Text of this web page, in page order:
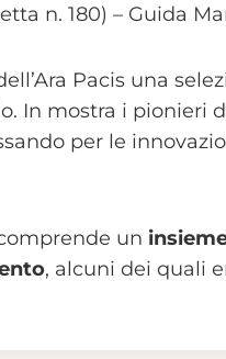
n. 180) – Guida
Pacis una
In mostra i
per le
un
, alcuni dei quali